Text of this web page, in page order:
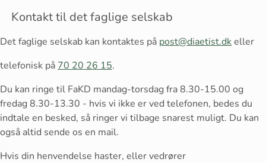
Kontakt til det faglige selskab
Det faglige selskab kan kontaktes på post@diaetist.dkeller
telefonisk på 70 20 26 15.
Du kan ringe til FaKD mandag-torsdag fra 8.30-15.00 og
fredag 8.30-13.30 - hvis vi ikke er ved telefonen, bedes du
indtale en besked, så ringer vi tilbage snarest muligt. Du kan
også altid sende os en mail.
Hvis din henvendelse haster, eller vedrører